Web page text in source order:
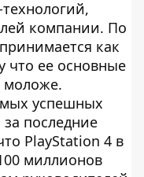
компании. По
как
что ее основные
моложе.
успешных
последние
PlayStation 4 в
миллионов